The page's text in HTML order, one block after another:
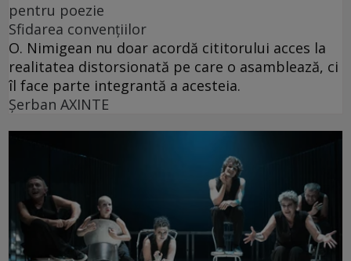
pentru poezie
Sfidarea convențiilor
O. Nimigean nu doar acordă cititorului acces la
realitatea distorsionată pe care o asamblează, ci
îl face parte integrantă a acesteia.
Şerban AXINTE